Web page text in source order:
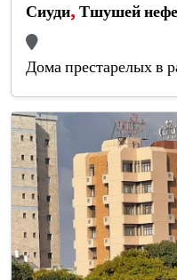
Сиуди, Тшушей
Дома престарелых в